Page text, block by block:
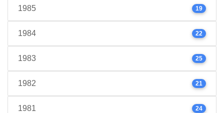
1985 19
1984 22
1983 25
1982 21
1981 24